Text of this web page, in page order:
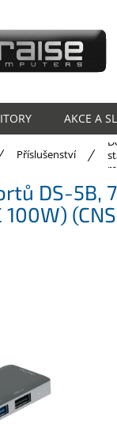
AKCE A
Příslušenství
DS-5B,